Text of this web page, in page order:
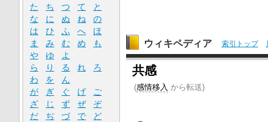
ウィキペディア 索引トップ
共感
(感情移入 から転送)
た
ち つ て
と
な
に ぬ ね
の
は
ひ ふ へ
ほ
ま
み む め
も
や
ゆ
よ
ら
り る れ
ろ
わ
を
ん
が
ぎ ぐ げ
ご
ざ
じ ず ぜ
ぞ
だ
ぢ づ で
ど